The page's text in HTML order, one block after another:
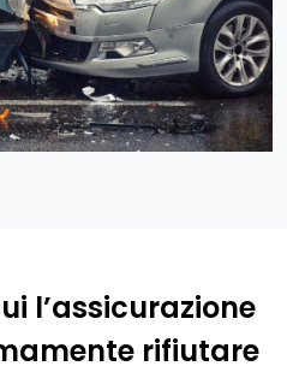
l’assicurazione
rifiutare